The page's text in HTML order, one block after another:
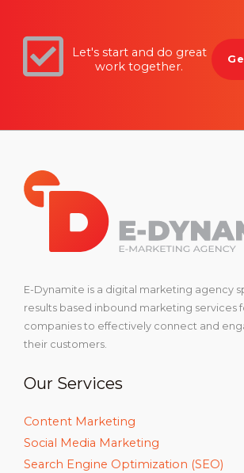
Let's start and do great
work together.
E-Dynamite is a digital marketing agency
results based inbound marketing services
companies to effectively connect and
their customers.
Our Services
Content Marketing
Social Media Marketing
Search Engine Optimization (SEO)